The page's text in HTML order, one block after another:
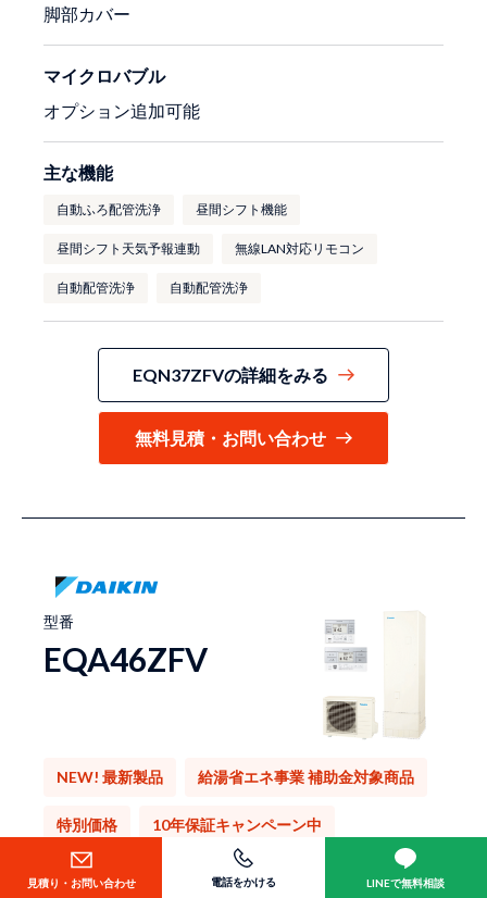
脚部カバー
マイクロバブル
オプション追加可能
主な機能
自動ふろ配管洗浄 昼間シフト機能
昼間シフト天気予報連動 無線LAN対応リモコン
自動配管洗浄 自動配管洗浄
EQN37ZFVの詳細をみる
無料見積・お問い合わせ
型番
EQA46ZFV
NEW! 最新製品 給湯省エネ事業 補助金対象商品
特別価格 10年保証キャンペーン中
買替え限定価格
見積り・お問い合わせ 電話をかける LINEで無料相談